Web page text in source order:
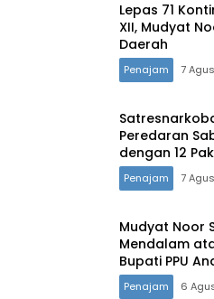
Lepas 71
XII, Mudyat
Daerah
Penajam 7
Peredaran
dengan 12
Penajam 7
Mudyat Noor
Mendalam
Bupati PPU
Penajam 6